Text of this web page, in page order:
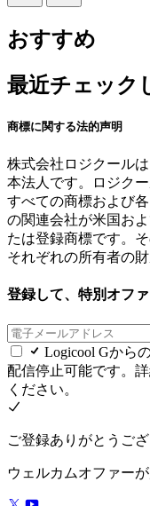
おすすめ
最近チェック
商標に関する法的声明
株式会社ロジクール
本法人です。ロジク
すべての商標および
の関連会社が米国お
たは登録商標です。
それぞれの所有者の
登録して、特別オフ
Logicool Gから
配信停止可能です。
ください。
ご登録ありがとうござ
ウェルカムオファー